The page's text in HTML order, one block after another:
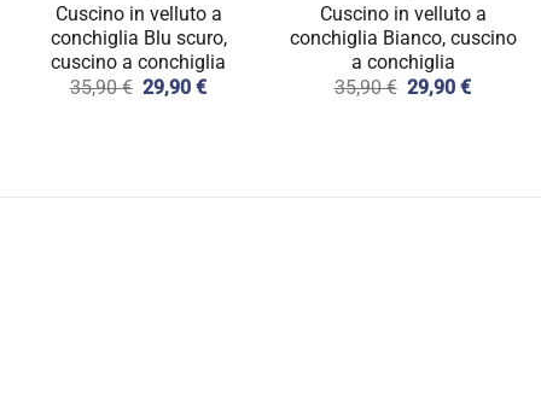
Cuscino in velluto a
conchiglia Blu scuro,
cuscino a conchiglia
35,90€ Il
29,90€Il
Cuscino in velluto a
conchiglia Bianco, cuscino
a conchiglia
35,90€ Il
29,90€Il